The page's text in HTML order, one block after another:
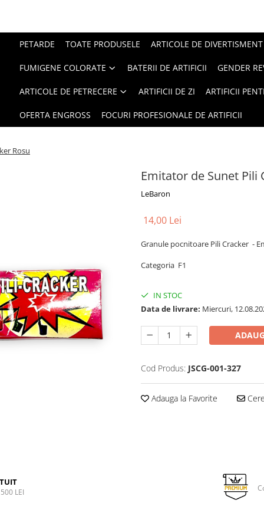
PETARDE TOATE PRODUSELE ARTICOLE DE DIVERTISMENT
FUMIGENE COLORATE BATERII DE ARTIFICII GENDER
ARTICOLE DE PETRECERE ARTIFICII DE ZI ARTIFICII
OFERTA ENGROSS FOCURI PROFESIONALE DE ARTIFICII
Rosu
Emitator de Sunet Pili
LeBaron
14,00 Lei
Granule pocnitoare Pili Cracker -
Categoria F1
IN STOC
Data de livrare: Miercuri,
Cod Produs: JSCG-001-327
Adauga la Favorite
LEI